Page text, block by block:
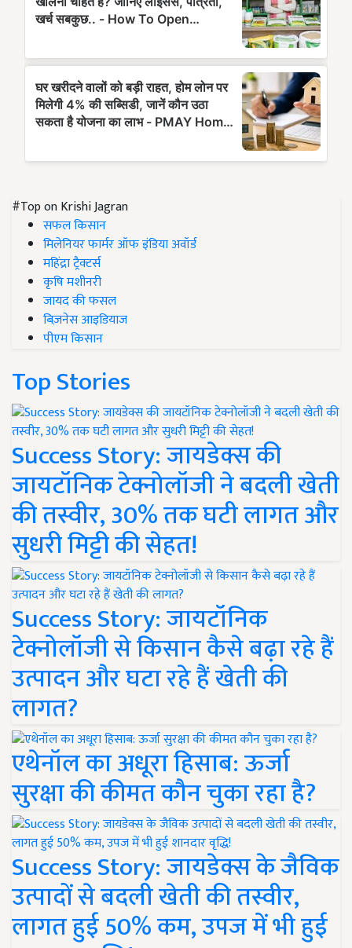
#Top on Krishi Jagran
सफल किसान
मिलेनियर फार्मर ऑफ इंडिया अवॉर्ड
महिंद्रा ट्रैक्टर्स
कृषि मशीनरी
जायद की फसल
बिज़नेस आइडियाज
पीएम किसान
Top Stories
Success Story: जायडेक्स की
जायटॉनिक टेक्नोलॉजी ने बदली खेती
की तस्वीर, 30% तक घटी लागत और
सुधरी मिट्टी की सेहत!
Success Story: जायटॉनिक
टेक्नोलॉजी से किसान कैसे बढ़ा रहे हैं
उत्पादन और घटा रहे हैं खेती की
लागत?
एथेनॉल का अधूरा हिसाब: ऊर्जा
सुरक्षा की कीमत कौन चुका रहा है?
Success Story: जायडेक्स के जैविक
उत्पादों से बदली खेती की तस्वीर,
लागत हुई 50% कम, उपज में भी हुई